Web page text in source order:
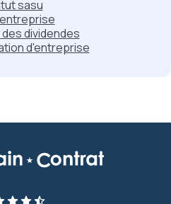
sasu
dividendes
d'entreprise